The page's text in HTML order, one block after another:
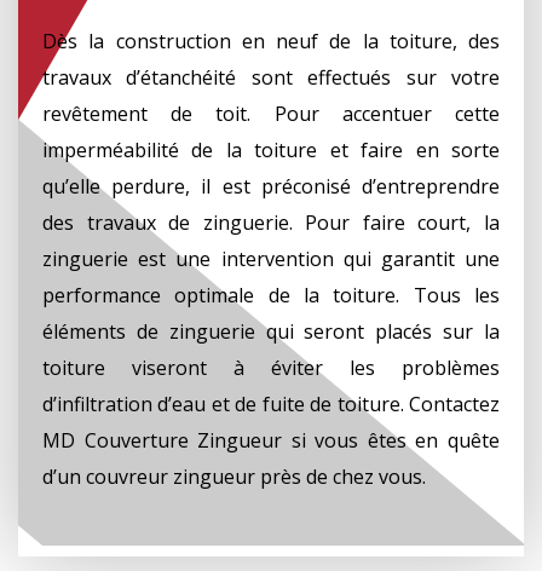
Dès la construction en neuf de la toiture, des
travaux d’étanchéité sont effectués sur votre
revêtement de toit. Pour accentuer cette
imperméabilité de la toiture et faire en sorte
qu’elle perdure, il est préconisé d’entreprendre
des travaux de zinguerie. Pour faire court, la
zinguerie est une intervention qui garantit une
performance optimale de la toiture. Tous les
éléments de zinguerie qui seront placés sur la
toiture viseront à éviter les problèmes
d’infiltration d’eau et de fuite de toiture. Contactez
MD Couverture Zingueur si vous êtes en quête
d’un couvreur zingueur près de chez vous.